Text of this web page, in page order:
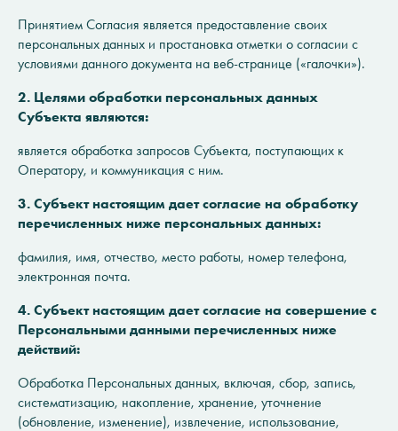
Принятием Согласия является предоставление своих
персональных данных и простановка отметки о согласии с
условиями данного документа на веб-странице («галочки»).
2. Целями обработки персональных данных
Субъекта являются:
является обработка запросов Субъекта, поступающих к
Оператору, и коммуникация с ним.
3. Субъект настоящим дает согласие на обработку
перечисленных ниже персональных данных:
фамилия, имя, отчество, место работы, номер телефона,
электронная почта.
4. Субъект настоящим дает согласие на совершение с
Персональными данными перечисленных ниже
действий:
Обработка Персональных данных, включая, сбор, запись,
систематизацию, накопление, хранение, уточнение
(обновление, изменение), извлечение, использование,